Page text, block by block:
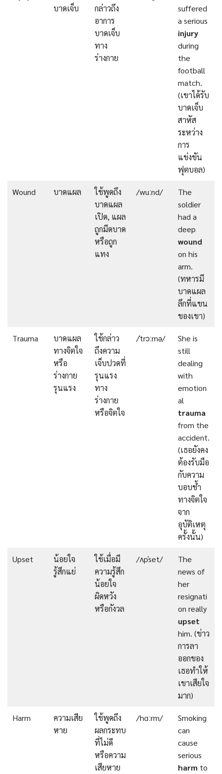
บาดเจ็บ
กล่าวถึง
อาการ
บาดเจ็บ
ทาง
ร่างกาย
suffered
a serious
injury
during
the
football
match.
(เขาได้รับ
บาดเจ็บ
สาหัส
ระหว่าง
การ
แข่งขัน
ฟุตบอล)
Wound บาดแผล
ใช้พูดถึง
บาดแผล
เปิด, แผล
ถูกมีดบาด
หรือถูก
แทง
/wuːnd/
The
soldier
had a
deep
wound
on his
arm.
(ทหารมี
บาดแผล
ลึกที่แขน
ของเขา)
Trauma
บาดแผล
ทางจิตใจ
หรือ
ร่างกาย
รุนแรง
ใช้กล่าว
ถึงความ
เจ็บปวดที่
รุนแรง
ทาง
ร่างกาย
หรือจิตใจ
/ˈtrɔːmə/
She is
still
dealing
with
emotion
al
trauma
from the
accident.
(เธอยังคง
ต้องรับมือ
กับความ
บอบช้ำ
ทางจิตใจ
จาก
อุบัติเหตุ
ครั้งนั้น)
Upset
น้อยใจ
รู้สึกแย่
ใช้เมื่อมี
ความรู้สึก
น้อยใจ
ผิดหวัง
หรือกังวล
/ʌpˈset/
The
news of
her
resignati
on really
upset
him. (ข่าว
การลา
ออกของ
เธอทำให้
เขาเสียใจ
มาก)
Harm
ความเสีย
หาย
ใช้พูดถึง
ผลกระทบ
ที่ไม่ดี
หรือความ
เสียหาย
/hɑːrm/
Smoking
can
cause
serious
harm to